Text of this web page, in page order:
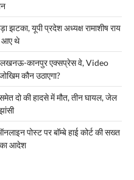
यूपी प्रदेश अध्यक्ष रामाशीष राय
आए थे
लखनऊ-कानपुर एक्सप्रेस वे, Video
कौन उठाएगा?
दो की हादसे में मौत, तीन घायल, जेल
पोस्ट पर बॉम्बे हाई कोर्ट की सख्त
का आदेश